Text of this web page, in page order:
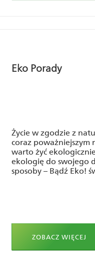
Eko Porady
Życie w zgodzie z
coraz poważniejszym
warto żyć
ekologię do swojego
sposoby – Bądź Eko!
ZOBACZ WIĘCEJ